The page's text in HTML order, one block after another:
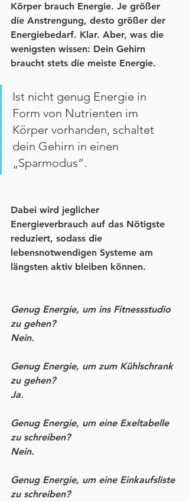
Körper brauch Energie. Je größer
die Anstrengung, desto größer der
Energiebedarf. Klar. Aber, was die
wenigsten wissen: Dein Gehirn
braucht stets die meiste Energie.
Ist nicht genug Energie in
Form von Nutrienten im
Körper vorhanden, schaltet
dein Gehirn in einen
„Sparmodus“.
Dabei wird jeglicher
Energieverbrauch auf das Nötigste
reduziert, sodass die
lebensnotwendigen Systeme am
längsten aktiv bleiben können.
Genug Energie, um ins Fitnessstudio
zu gehen?
Nein.
Genug Energie, um zum Kühlschrank
zu gehen?
Ja.
Genug Energie, um eine Exeltabelle
zu schreiben?
Nein.
Genug Energie, um eine Einkaufsliste
zu schreiben?